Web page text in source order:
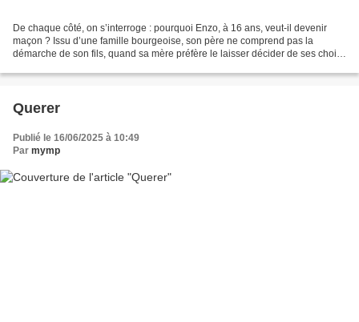
De chaque côté, on s’interroge : pourquoi Enzo, à 16 ans, veut-il devenir
maçon ? Issu d’une famille bourgeoise, son père ne comprend pas la
démarche de son fils, quand sa mère préfère le laisser décider de ses choix,
Querer
Publié le 16/06/2025 à 10:49
Par mymp